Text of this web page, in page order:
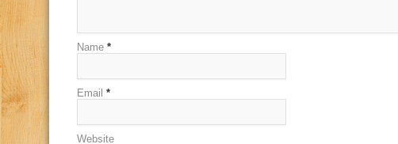
Name *
Email *
Website